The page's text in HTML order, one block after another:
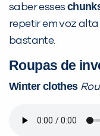
saber esses
repetir em voz
bastante.
Roupas de
Winter clothes